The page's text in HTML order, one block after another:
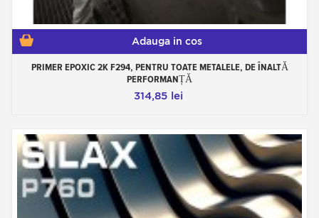
Adauga in cos
PRIMER EPOXIC 2K F294, PENTRU TOATE METALELE, DE ÎNALTĂ
PERFORMANȚĂ
314,85 lei